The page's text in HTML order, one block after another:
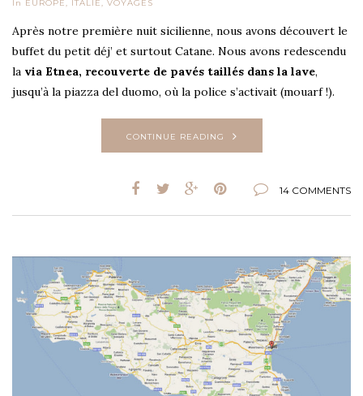
In EUROPE, ITALIE, VOYAGES
Après notre première nuit sicilienne, nous avons découvert le
buffet du petit déj’ et surtout Catane. Nous avons redescendu
la via Etnea, recouverte de pavés taillés dans la lave,
jusqu’à la piazza del duomo, où la police s’activait (mouarf !).
CONTINUE READING
14 COMMENTS